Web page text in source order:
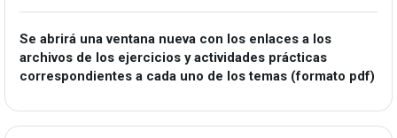
Se abrirá una ventana nueva con los enlaces a los
archivos de los ejercicios y actividades prácticas
correspondientes a cada uno de los temas (formato pdf)